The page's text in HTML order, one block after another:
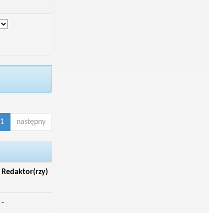
1 następny
Redaktor(rzy)
-